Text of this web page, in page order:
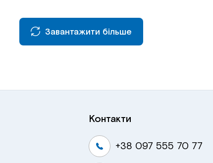
Завантажити більше
Контакти
+38 097 555 70 77